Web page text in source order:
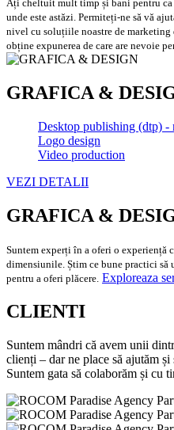
Ați cheltuit mult timp și bani pentru ca
unde este astăzi. Permiteți-ne să vă
nivel cu soluțiile noastre de marketing
obține expunerea de care are nevoie
GRAFICA &
Desktop publishing (dtp) -
Logo design
Video production
VEZI DETALII
GRAFICA &
Suntem experți în a oferi o experiență
dimensiunile. Știm ce bune practici
pentru a oferi plăcere. Exploreaza
CLIENTI
Suntem mândri că avem unii
clienți – dar ne place să ajutăm
Suntem gata să colaborăm și cu